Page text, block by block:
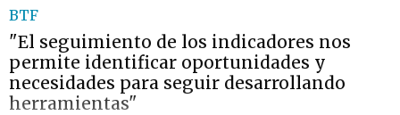
BTF
"El seguimiento de los indicadores nos
permite identificar oportunidades y
necesidades para seguir desarrollando
herramientas"